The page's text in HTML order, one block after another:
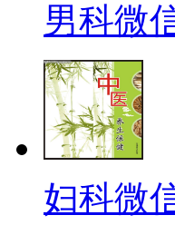
男科微
妇科微